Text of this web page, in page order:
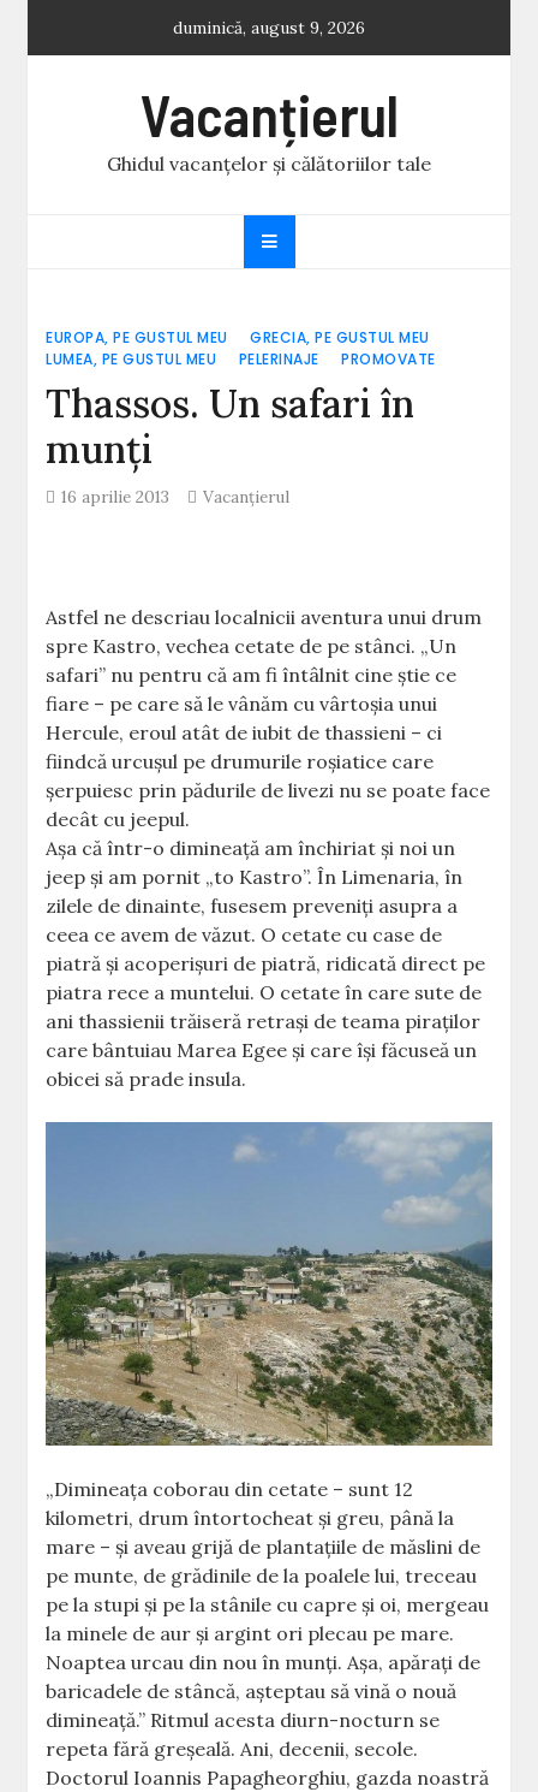
duminică, august 9, 2026
Vacanțierul
Ghidul vacanțelor și călătoriilor tale
EUROPA, PE GUSTUL MEU
GRECIA, PE GUSTUL MEU
LUMEA, PE GUSTUL MEU
PELERINAJE PROMOVATE
Thassos. Un safari în
munţi
16 aprilie 2013 Vacanțierul
Astfel ne descriau localnicii aventura unui drum
spre Kastro, vechea cetate de pe stânci. „Un
safari” nu pentru că am fi întâlnit cine ştie ce
fiare – pe care să le vânăm cu vârtoşia unui
Hercule, eroul atât de iubit de thassieni – ci
fiindcă urcuşul pe drumurile roşiatice care
şerpuiesc prin pădurile de livezi nu se poate face
decât cu jeepul.
Aşa că într-o dimineaţă am închiriat şi noi un
jeep şi am pornit „to Kastro”. În Limenaria, în
zilele de dinainte, fusesem preveniţi asupra a
ceea ce avem de văzut. O cetate cu case de
piatră şi acoperişuri de piatră, ridicată direct pe
piatra rece a muntelui. O cetate în care sute de
ani thassienii trăiseră retraşi de teama piraţilor
care bântuiau Marea Egee şi care îşi făcuseă un
obicei să prade insula.
„Dimineaţa coborau din cetate – sunt 12
kilometri, drum întortocheat şi greu, până la
mare – şi aveau grijă de plantaţiile de măslini de
pe munte, de grădinile de la poalele lui, treceau
pe la stupi şi pe la stânile cu capre şi oi, mergeau
la minele de aur şi argint ori plecau pe mare.
Noaptea urcau din nou în munţi. Aşa, apăraţi de
baricadele de stâncă, aşteptau să vină o nouă
dimineaţă.” Ritmul acesta diurn-nocturn se
repeta fără greşeală. Ani, decenii, secole.
Doctorul Ioannis Papagheorghiu, gazda noastră